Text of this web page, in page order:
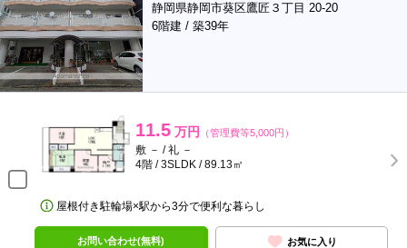
静岡県静岡市葵区鷹匠３丁目 20-20
6階建 / 築39年
11.5 万円 （管理費等5,000円）
敷 － / 礼 －
4階 / 3SLDK / 89.13㎡
屋根付き駐輪場×駅から3分で便利な暮らし
お問い合わせ(無料) お気に入り